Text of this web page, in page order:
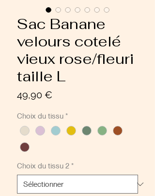
Sac Banane
velours cotelé
vieux rose/fleuri
taille L
49,90 €
Choix du tissu *
Choix du tissu 2 *